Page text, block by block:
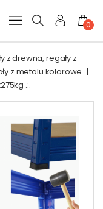
0
z drewna, regały z
z metalu kolorowe |
.:.